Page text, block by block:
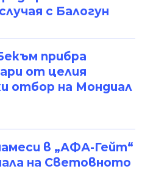
с Балогун
прибра
от целия
отбор на Мондиал
в „АФА-Гейт“
на Световното